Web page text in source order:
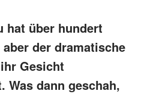
hat über hundert
der dramatische
Gesicht
Was dann geschah,